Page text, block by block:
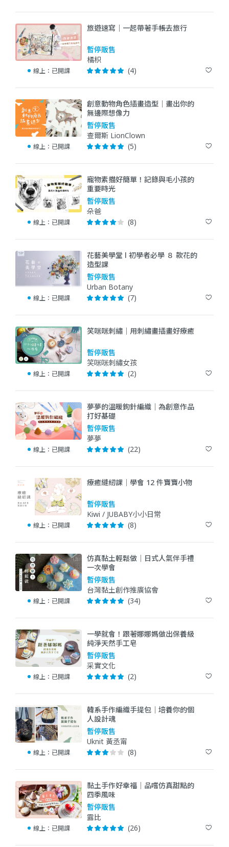
線上： 已開課
旅遊速寫｜一起帶著手帳去旅行
暫停販售
橘枳
(4)
線上： 已開課
創意動物角色插畫造型｜畫出你的
無邊際想像力
暫停販售
查爾斯 LionClown
(5)
線上： 已開課
寵物素描好簡單！記錄與毛小孩的
重要時光
暫停販售
朵爸
(8)
線上： 已開課
花藝美學堂 l 初學者必學 ８ 款花的
造型課
暫停販售
Urban Botany
(7)
線上： 已開課
笑咪咪刺繡｜用刺繡畫插畫好療癒
暫停販售
笑咪咪刺繡女孩
(2)
線上： 已開課
夢夢的溫暖鉤針編織｜為創意作品
打好基礎
暫停販售
夢夢
(22)
線上： 已開課
療癒縫紉課｜學會 12 件寶寶小物
暫停販售
Kiwi / JUBABY小小日常
(8)
線上： 已開課
仿真黏土輕鬆做｜日式人氣伴手禮
一次學會
暫停販售
台灣黏土創作推廣協會
(34)
線上： 已開課
一學就會！跟著娜娜媽做出保養級
純淨天然手工皂
暫停販售
采實文化
(2)
線上： 已開課
韓系手作編織手提包｜培養你的個
人設計魂
暫停販售
Uknit 黃丞甯
(8)
線上： 已開課
黏土手作好幸福｜品嚐仿真甜點的
四季風味
暫停販售
露比
(26)